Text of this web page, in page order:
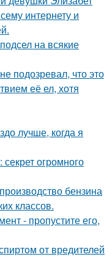
интернету и
на всякие
подозревал, что это
её ел, хотя
лучше, когда я
огромного
бензина
классов.
- пропустите его,
от вредителей